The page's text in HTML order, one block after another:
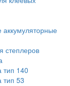
аккумуляторные
степлеров
тип 140
тип 53